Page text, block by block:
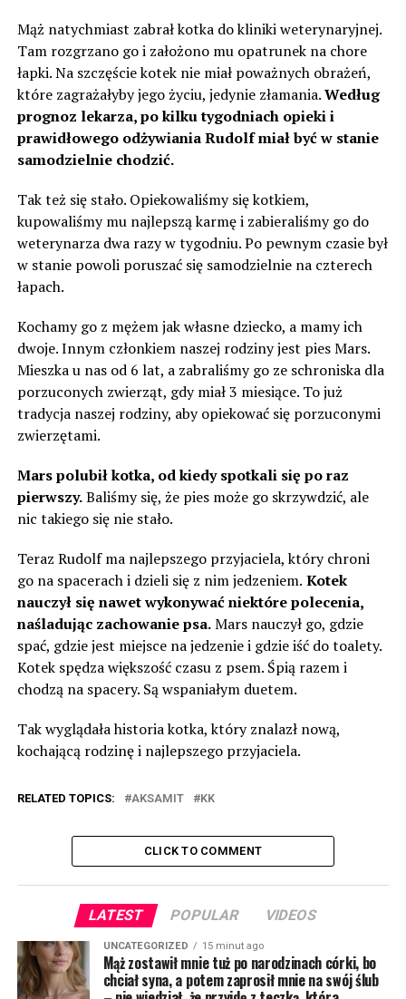
Mąż natychmiast zabrał kotka do kliniki weterynaryjnej.
Tam rozgrzano go i założono mu opatrunek na chore
łapki. Na szczęście kotek nie miał poważnych obrażeń,
które zagrażałyby jego życiu, jedynie złamania.Według
prognoz lekarza, po kilku tygodniach opieki i
prawidłowego odżywiania Rudolf miał być w stanie
samodzielnie chodzić.
Tak też się stało. Opiekowaliśmy się kotkiem,
kupowaliśmy mu najlepszą karmę i zabieraliśmy go do
weterynarza dwa razy w tygodniu. Po pewnym czasie był
w stanie powoli poruszać się samodzielnie na czterech
łapach.
Kochamy go z mężem jak własne dziecko, a mamy ich
dwoje. Innym członkiem naszej rodziny jest pies Mars.
Mieszka u nas od 6 lat, a zabraliśmy go ze schroniska dla
porzuconych zwierząt, gdy miał 3 miesiące. To już
tradycja naszej rodziny, aby opiekować się porzuconymi
zwierzętami.
Mars polubił kotka, od kiedy spotkali się po raz
pierwszy.Baliśmy się, że pies może go skrzywdzić, ale
nic takiego się nie stało.
Teraz Rudolf ma najlepszego przyjaciela, który chroni
go na spacerach i dzieli się z nim jedzeniem. Kotek
nauczył się nawet wykonywać niektóre polecenia,
naśladując zachowanie psa.Mars nauczył go, gdzie
spać, gdzie jest miejsce na jedzenie i gdzie iść do toalety.
Kotek spędza większość czasu z psem. Śpią razem i
chodzą na spacery. Są wspaniałym duetem.
Tak wyglądała historia kotka, który znalazł nową,
kochającą rodzinę i najlepszego przyjaciela.
RELATED TOPICS: AKSAMIT KK
CLICK TO COMMENT
LATEST POPULAR VIDEOS
UNCATEGORIZED 15 minut ago
Mąż zostawił mnie tuż po narodzinach córki, bo
chciał syna, a potem zaprosił mnie na swój ślub